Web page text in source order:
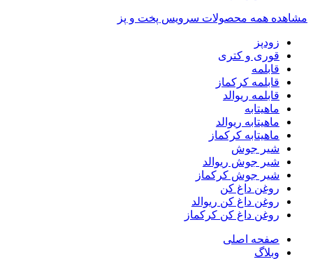
مشاهده همه محصولات سرویس پخت و پز
زودپز
قوری و کتری
قابلمه
قابلمه کرکماز
قابلمه ریوالد
ماهیتابه
ماهیتابه ریوالد
ماهیتابه کرکماز
شیر جوش
شیر جوش ریوالد
شیر جوش کرکماز
روغن داغ کن
روغن داغ کن ریوالد
روغن داغ کن کرکماز
صفحه اصلی
وبلاگ